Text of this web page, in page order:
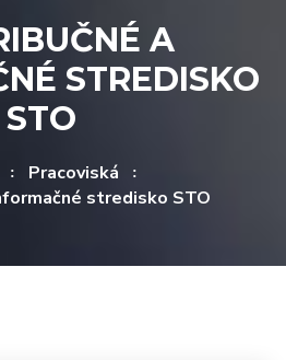
A
STREDISKO
STO
Pracoviská
stredisko STO